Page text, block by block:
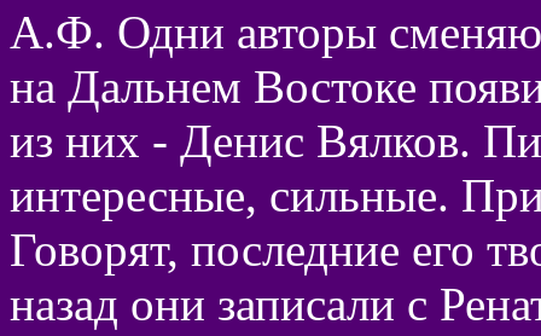
А.Ф. Одни авторы
на Дальнем Востоке
из них - Денис Вялков.
интересные, сильные.
Говорят, последние его
назад они записали с